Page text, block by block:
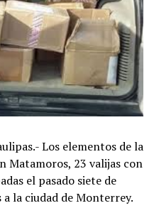
Los elementos de la
Matamoros, 23 valijas con
el pasado siete de
la ciudad de Monterrey.